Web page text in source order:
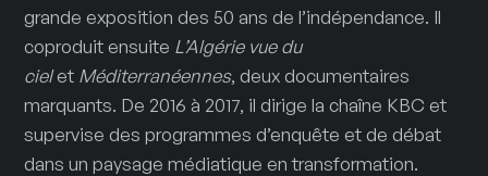
grande exposition des 50 ans de l’indépendance. Il
coproduit ensuite L’Algérie vue du
cielet Méditerranéennes, deux documentaires
marquants. De 2016 à 2017, il dirige la chaîne KBC et
supervise des programmes d’enquête et de débat
dans un paysage médiatique en transformation.